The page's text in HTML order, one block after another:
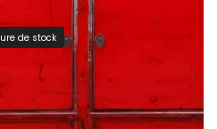
de stock